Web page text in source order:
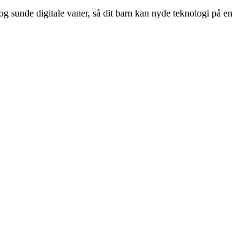
digitale vaner, så dit barn kan nyde teknologi på en